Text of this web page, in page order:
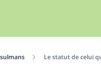
Le statut de celui